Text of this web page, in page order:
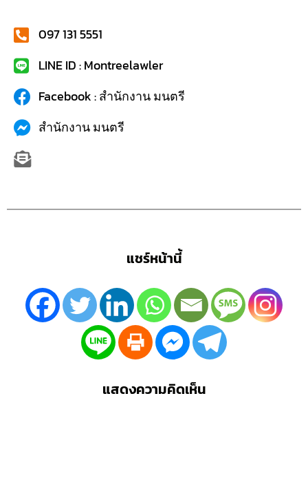
097 131 5551
LINE ID : Montreelawler
Facebook : สำนักงาน มนตรี
สำนักงาน มนตรี
แชร์หน้านี้
แสดงความคิดเห็น